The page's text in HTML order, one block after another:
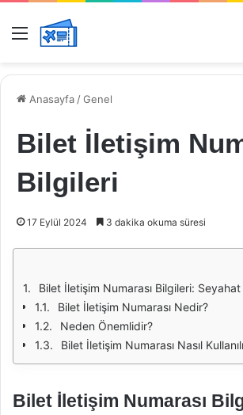
Menü
Anasayfa /Genel
Bilet İletişim
Bilgileri
17 Eylül 2024 3 dakika okuma süresi
Bilet İletişim Numarası Bilgileri: Seyahat
Bilet İletişim Numarası Nedir?
Neden Önemlidir?
Bilet İletişim Numarası Nasıl
Bilet İletişim Numarası